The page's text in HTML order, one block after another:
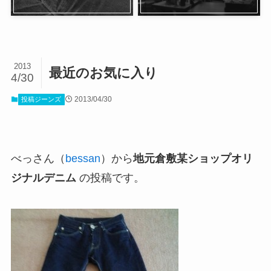
最近のお気に入り
2013
4/30
投稿ジーンズ 2013/04/30
べっさん（ bessan ）から地元倉敷某ショップオリ
ジナルデニム の投稿です。